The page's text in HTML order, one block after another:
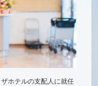
ホテルの支配人に就任